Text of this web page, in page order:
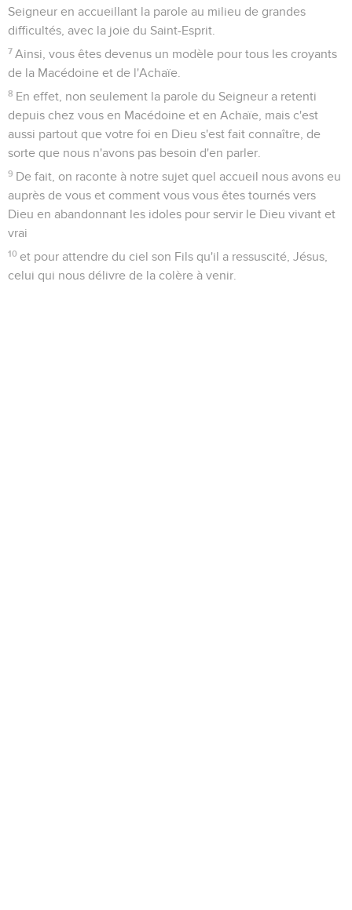
Seigneur en accueillant la parole au milieu de grandes
difficultés, avec la joie du Saint-Esprit.
7 Ainsi, vous êtes devenus un modèle pour tous les croyants
de la Macédoine et de l'Achaïe.
8 En effet, non seulement la parole du Seigneur a retenti
depuis chez vous en Macédoine et en Achaïe, mais c'est
aussi partout que votre foi en Dieu s'est fait connaître, de
sorte que nous n'avons pas besoin d'en parler.
9 De fait, on raconte à notre sujet quel accueil nous avons eu
auprès de vous et comment vous vous êtes tournés vers
Dieu en abandonnant les idoles pour servir le Dieu vivant et
vrai
10 et pour attendre du ciel son Fils qu'il a ressuscité, Jésus,
celui qui nous délivre de la colère à venir.